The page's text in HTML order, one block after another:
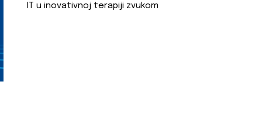
IT u inovativnoj terapiji zvukom